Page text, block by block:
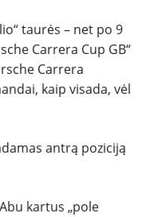
taurės – net po 9
Carrera Cup GB“
Carrera
kaip visada, vėl
antrą poziciją
kartus „pole